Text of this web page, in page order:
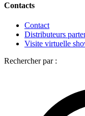
Contacts
Contact
Distributeurs
Visite virtuelle
Rechercher par :